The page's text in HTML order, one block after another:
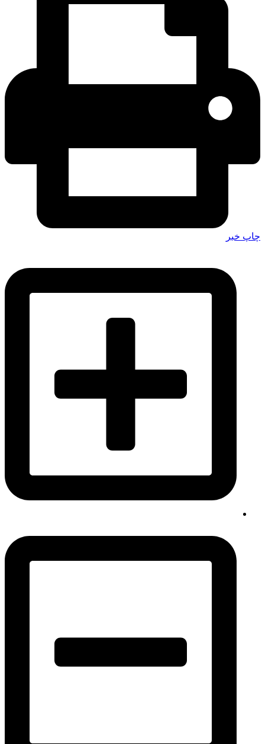
چاپ خبر